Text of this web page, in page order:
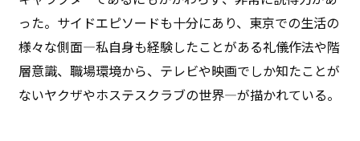
った。サイドエピソードも十分にあり、東京での生活の
様々な側面—私自身も経験したことがある礼儀作法や階
層意識、職場環境から、テレビや映画でしか知たことが
ないヤクザやホステスクラブの世界—が描かれている。